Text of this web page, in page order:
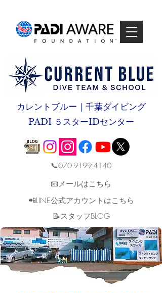
カレントブルー｜千葉ダイビング
PADI ５スターIDセンター
📞070-9199-4140
📧メールはこちら
📲LINE公式アカウントはこちら
​📝スタッフBLOG